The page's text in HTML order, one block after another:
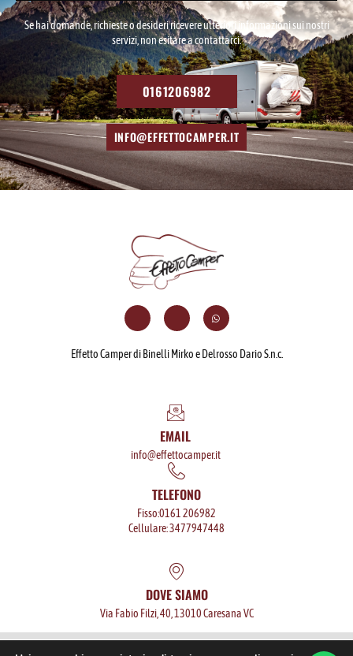
Se hai domande, richieste o desideri ricevere ulteriori informazioni sui nostri
servizi, non esitare a contattarci.
0161206982
INFO@EFFETTOCAMPER.IT
Effetto Camper di Binelli Mirko e Delrosso Dario S.n.c.
EMAIL
info@effettocamper.it
TELEFONO
Fisso:0161 206982
Cellulare: 3477947448
DOVE SIAMO
Via Fabio Filzi, 40, 13010 Caresana VC